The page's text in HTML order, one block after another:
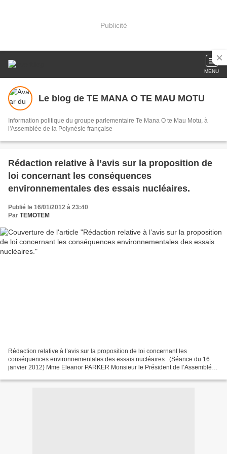
Publicité
MENU
Le blog de TE MANA O TE MAU MOTU
Information politique du groupe parlementaire Te Mana O te Mau Motu, à
l'Assemblée de la Polynésie française
Rédaction relative à l’avis sur la proposition de
loi concernant les conséquences
environnementales des essais nucléaires.
Publié le 16/01/2012 à 23:40
Par TEMOTEM
Rédaction relative à l’avis sur la proposition de loi concernant les
conséquences environnementales des essais nucléaires . (Séance du 16
janvier 2012) Mme Eleanor PARKER Monsieur le Président de l’Assemblée